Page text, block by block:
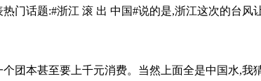
门话题:#浙江 滚 出 中国#说的是,浙江这次的台
团本甚至要上千元消费。当然上面全是中国水,